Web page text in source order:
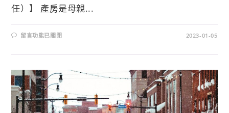
任）】 產房是母親...
留言功能已關閉 2023-01-05